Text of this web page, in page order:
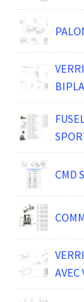
CMD
AVEC